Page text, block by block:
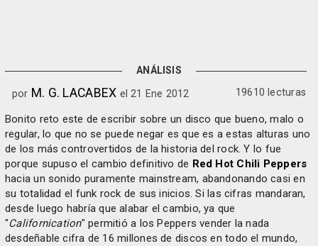
ANÁLISIS
por M. G. LACABEX el 21 Ene 2012 19610 lecturas
Bonito reto este de escribir sobre un disco que bueno, malo o
regular, lo que no se puede negar es que es a estas alturas uno
de los más controvertidos de la historia del rock. Y lo fue
porque supuso el cambio definitivo de Red Hot Chili Peppers
hacia un sonido puramente mainstream, abandonando casi en
su totalidad el funk rock de sus inicios. Si las cifras mandaran,
desde luego habría que alabar el cambio, ya que
"Californication" permitió a los Peppers vender la nada
desdeñable cifra de 16 millones de discos en todo el mundo,